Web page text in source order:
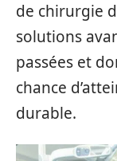
de chirurgie
solutions
passées et
chance
durable.